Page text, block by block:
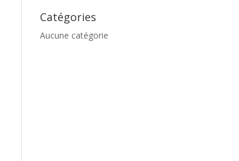
Catégories
Aucune catégorie